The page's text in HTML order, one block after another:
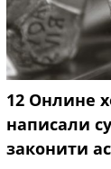
12 Онлине
написали
законити